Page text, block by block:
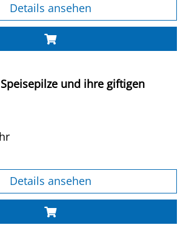
Details ansehen
und ihre giftigen
Details ansehen